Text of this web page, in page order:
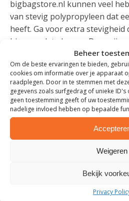
Beheer
Om de beste ervaringen te bieden,
cookies om informatie over je apparaat
raadplegen. Door in te stemmen met
gegevens zoals surfgedrag of unieke
geen toestemming geeft of uw
nadelige invloed hebben op bepaalde
Weigeren
Bekijk
Privacy
bigbagstore.nl kunnen veel
van stevig polypropyleen dat
heeft. Ga voor extra stevigheid
binnenzak te kopen. Deze zijn
geschikt voor poeders en
Big Bags stofdicht zijn. U
Bags bij bigbagstore.nl door
vragen. U profiteert bij ons
een snelle levering!
HEAVY DUTY BIG
TOEPASSINGEN
Big Bags. Hierdoor zijn de
kunt er de standaard